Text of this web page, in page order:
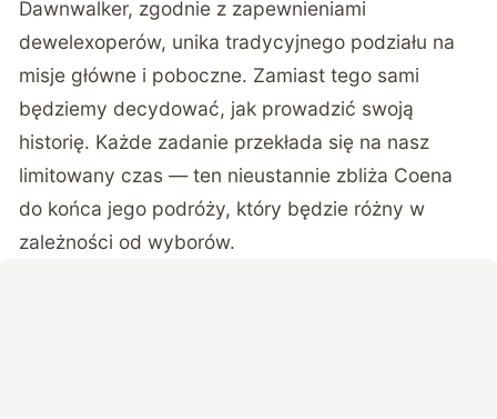
Dawnwalker, zgodnie z zapewnieniami
dewelexoperów, unika tradycyjnego podziału na
misje główne i poboczne. Zamiast tego sami
będziemy decydować, jak prowadzić swoją
historię. Każde zadanie przekłada się na nasz
limitowany czas — ten nieustannie zbliża Coena
do końca jego podróży, który będzie różny w
zależności od wyborów.